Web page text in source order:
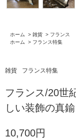
ホーム > 雑貨 > フランス
ホーム
> フランス特集
雑貨 フランス特集
フランス/20世
しい装飾の真
10,700円